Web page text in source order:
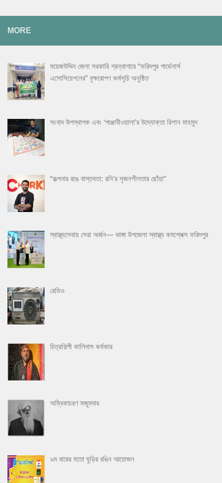
MORE
ময়েজউদ্দিন জেলা সরকারি গ্রন্থাগারে “ফরিদপুর গার্ডেনার্স
এসোসিয়েশনের” বৃক্ষরোপণ কর্মসূচি অনুষ্ঠিত
সংবাদ উপস্থাপক এবং ‘পাঞ্জাবীওয়ালা’র উদ্যোক্তা রিশান মাহমুদ
“কল্পনার রঙে বাস্তবতা: রনি’র সৃজনশীলতার ছোঁয়া”
স্বাস্থ্যসেবায় সেরা অর্জন— ভাঙ্গা উপজেলা স্বাস্থ্য কমপ্লেক্স ফরিদপুর
রেডিও
চিত্রশিল্পী কালিদাস কর্মকার
অম্বিকাচরণ মজুমদার
৯ম বারের মতো ঘুড়ির রঙিন আয়োজন